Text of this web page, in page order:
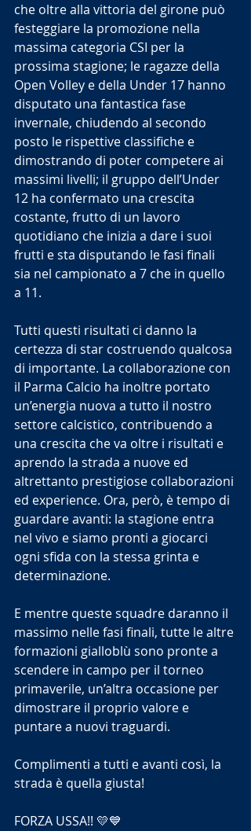
che oltre alla vittoria del girone può
festeggiare la promozione nella
massima categoria CSI per la
prossima stagione; le ragazze della
Open Volley e della Under 17 hanno
disputato una fantastica fase
invernale, chiudendo al secondo
posto le rispettive classifiche e
dimostrando di poter competere ai
massimi livelli; il gruppo dell’Under
12 ha confermato una crescita
costante, frutto di un lavoro
quotidiano che inizia a dare i suoi
frutti e sta disputando le fasi finali
sia nel campionato a 7 che in quello
a 11.
Tutti questi risultati ci danno la
certezza di star costruendo qualcosa
di importante. La collaborazione con
il Parma Calcio ha inoltre portato
un’energia nuova a tutto il nostro
settore calcistico, contribuendo a
una crescita che va oltre i risultati e
aprendo la strada a nuove ed
altrettanto prestigiose collaborazioni
ed experience. Ora, però, è tempo di
guardare avanti: la stagione entra
nel vivo e siamo pronti a giocarci
ogni sfida con la stessa grinta e
determinazione.
E mentre queste squadre daranno il
massimo nelle fasi finali, tutte le altre
formazioni gialloblù sono pronte a
scendere in campo per il torneo
primaverile, un’altra occasione per
dimostrare il proprio valore e
puntare a nuovi traguardi.
Complimenti a tutti e avanti così, la
strada è quella giusta!
FORZA USSA!! 💛💙